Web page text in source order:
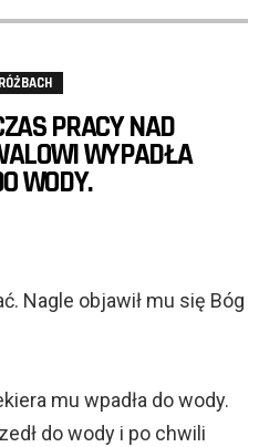
PRACY NAD
WYPADŁA
WODY.
Nagle objawił mu się Bóg
mu wpadła do wody.
do wody i po chwili